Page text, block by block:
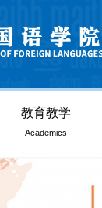
教育教学
Academics